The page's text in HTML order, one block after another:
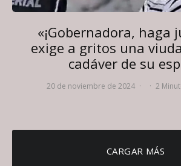
«¡Gobernadora, haga
exige a gritos una
cadáver de su
20 de noviembre de 2024 · · 2
CARGAR MÁS